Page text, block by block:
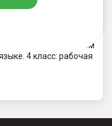
чтение на родном
4 класс: рабочая